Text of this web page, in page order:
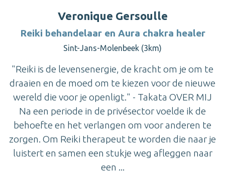
Veronique Gersoulle
Reiki behandelaar en Aura chakra healer
Sint-Jans-Molenbeek (3km)
"Reiki is de levensenergie, de kracht om je om te
draaien en de moed om te kiezen voor de nieuwe
wereld die voor je openligt." - Takata OVER MIJ
Na een periode in de privésector voelde ik de
behoefte en het verlangen om voor anderen te
zorgen. Om Reiki therapeut te worden die naar je
luistert en samen een stukje weg afleggen naar
een ...